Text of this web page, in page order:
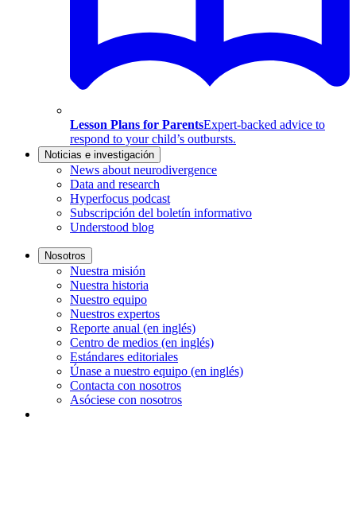
Lesson Plans for ParentsExpert-backed advice to
respond to your child’s outbursts.
Noticias e investigación
News about neurodivergence
Data and research
Hyperfocus podcast
Subscripción del boletín informativo
Understood blog
Nosotros
Nuestra misión
Nuestra historia
Nuestro equipo
Nuestros expertos
Reporte anual (en inglés)
Centro de medios (en inglés)
Estándares editoriales
Únase a nuestro equipo (en inglés)
Contacta con nosotros
Asóciese con nosotros